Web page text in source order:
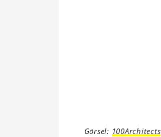
Görsel: 100Architects